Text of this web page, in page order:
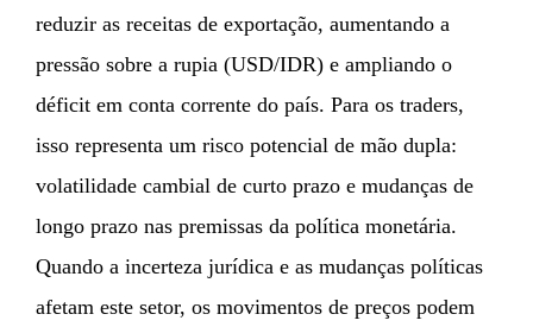
reduzir as receitas de exportação, aumentando a
pressão sobre a rupia (USD/IDR) e ampliando o
déficit em conta corrente do país. Para os traders,
isso representa um risco potencial de mão dupla:
volatilidade cambial de curto prazo e mudanças de
longo prazo nas premissas da política monetária.
Quando a incerteza jurídica e as mudanças políticas
afetam este setor, os movimentos de preços podem